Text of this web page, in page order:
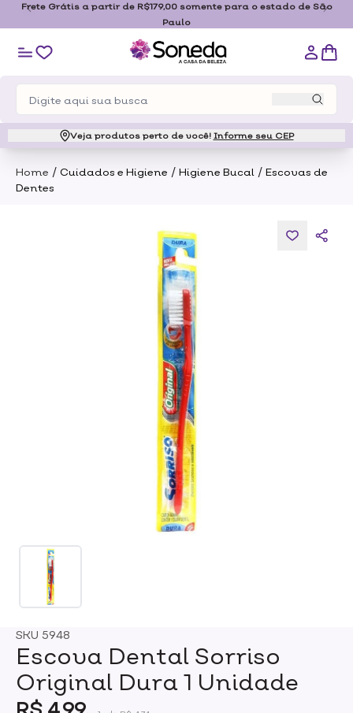
Frete Grátis a partir de R$179,00 somente para o estado de São
Paulo
Veja produtos perto de você! Informe seu CEP
Home / Cuidados e Higiene / Higiene Bucal / Escovas de
Dentes
SKU 5948
Escova Dental Sorriso
Original Dura 1 Unidade